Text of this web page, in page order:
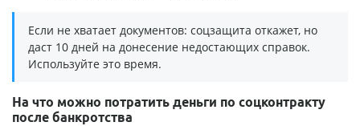
Если не хватает документов: соцзащита откажет, но
даст 10 дней на донесение недостающих справок.
Используйте это время.
На что можно потратить деньги по соцконтракту
после банкротства